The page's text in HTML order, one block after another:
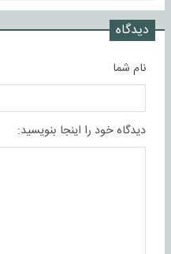
دیدگاه
نام شما
دیدگاه خود را اینجا بنویسید: